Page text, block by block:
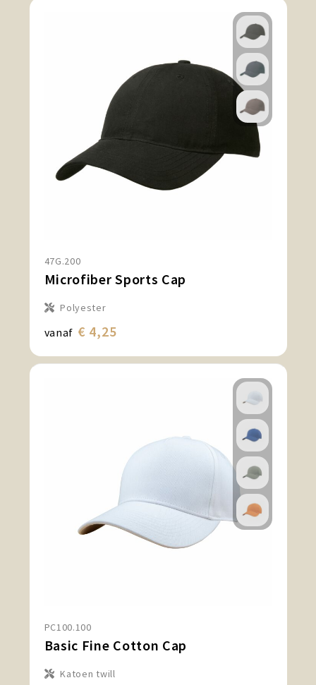
47G.200
Microfiber Sports Cap
Polyester
vanaf € 4,25
PC100.100
Basic Fine Cotton Cap
Katoen twill